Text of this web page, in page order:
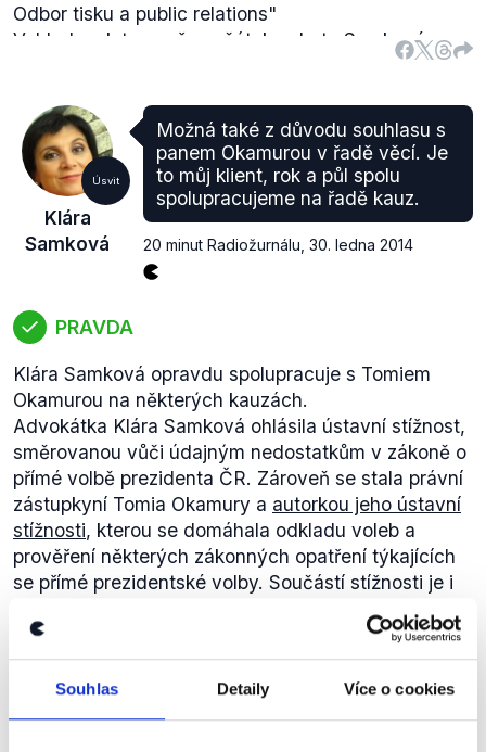
Souhlas Detaily Více o cookies
Odbor tisku a public relations"
Vzhledem k tomu, že začátek pobytu Samkové
Úsvit
Klára
Samková
Možná také z důvodu souhlasu s
panem Okamurou v řadě věcí. Je
to můj klient, rok a půl spolu
spolupracujeme na řadě kauz.
20 minut Radiožurnálu 30. ledna 2014
PRAVDA
Klára Samková opravdu spolupracuje s Tomiem
Okamurou na některých kauzách.
Advokátka Klára Samková ohlásila ústavní stížnost,
směrovanou vůči údajným nedostatkům v zákoně o
přímé volbě prezidenta ČR. Zároveň se stala právní
zástupkyní Tomia Okamury a autorkou jeho ústavní
stížnosti, kterou se domáhala odkladu voleb a
prověření některých zákonných opatření týkajících
se přímé prezidentské volby. Součástí stížnosti je i
ústavy, v níž je stanoven požadavek 50 tisíc
podpisů občanů pro zaregistrování kandidatury.
Předseda hnutí Úsvit Tomio Okamura takénavštívil